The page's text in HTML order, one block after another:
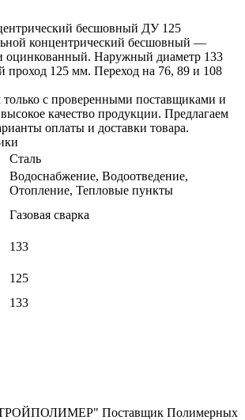
бесшовный ДУ 125
концентрический бесшовный —
оцинкованный. Наружный диаметр 133
проход 125 мм. Переход на 76, 89 и 108
с проверенными поставщиками и
качество продукции. Предлагаем
оплаты и доставки товара.
Сталь
Водоснабжение, Водоотведение,
Отопление, Тепловые пункты
Газовая сварка
133
125
133
Поставщик Полимерных